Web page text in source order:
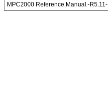
MPC2000 Reference Manual -R5.11-